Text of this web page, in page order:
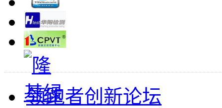
领跑者创新论坛